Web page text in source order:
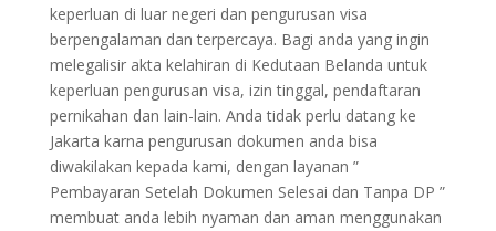
keperluan di luar negeri dan pengurusan visa
berpengalaman dan terpercaya. Bagi anda yang ingin
melegalisir akta kelahiran di Kedutaan Belanda untuk
keperluan pengurusan visa, izin tinggal, pendaftaran
pernikahan dan lain-lain. Anda tidak perlu datang ke
Jakarta karna pengurusan dokumen anda bisa
diwakilakan kepada kami, dengan layanan ”
Pembayaran Setelah Dokumen Selesai dan Tanpa DP ”
membuat anda lebih nyaman dan aman menggunakan